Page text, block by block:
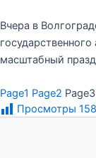
Вчера в
масштабный
Page1 Page2 Page3
Просмотры